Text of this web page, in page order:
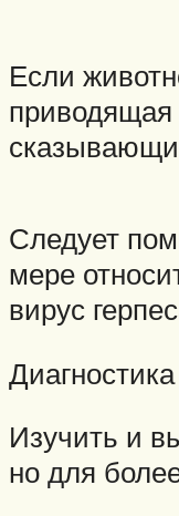
Если
приводящая
Следует
мере
вирус
Изучить и
но для